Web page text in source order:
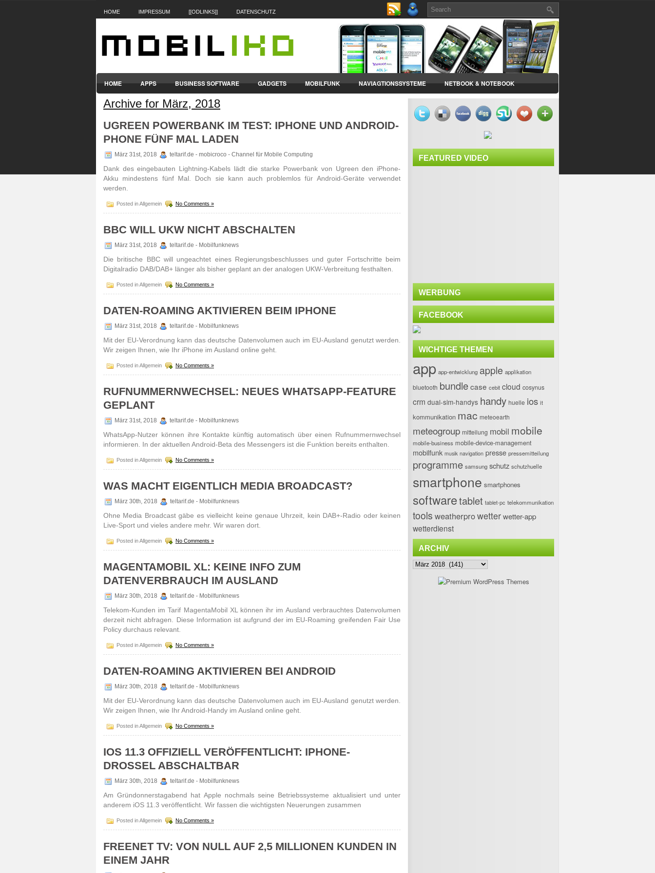
HOME IMPRESSUM [[ODLINKS]] DATENSCHUTZ
HOME APPS BUSINESS SOFTWARE GADGETS MOBILFUNK NAVIAGTIONSSYSTEME NETBOOK & NOTEBOOK
SMARTPHONES & HANDYS TABLET-PCS
Archive for März, 2018
UGREEN POWERBANK IM TEST: IPHONE UND ANDROID-
PHONE FÜNF MAL LADEN
März 31st, 2018 teltarif.de - mobicroco - Channel für Mobile Computing
Dank des eingebauten Lightning-Kabels lädt die starke Powerbank von Ugreen den iPhone-
Akku mindestens fünf Mal. Doch sie kann auch problemlos für Android-Geräte verwendet
werden.
Posted in Allgemein No Comments »
BBC WILL UKW NICHT ABSCHALTEN
März 31st, 2018 teltarif.de - Mobilfunknews
Die britische BBC will ungeachtet eines Regierungsbeschlusses und guter Fortschritte beim
Digitalradio DAB/DAB+ länger als bisher geplant an der analogen UKW-Verbreitung festhalten.
Posted in Allgemein No Comments »
DATEN-ROAMING AKTIVIEREN BEIM IPHONE
März 31st, 2018 teltarif.de - Mobilfunknews
Mit der EU-Verordnung kann das deutsche Datenvolumen auch im EU-Ausland genutzt werden.
Wir zeigen Ihnen, wie Ihr iPhone im Ausland online geht.
Posted in Allgemein No Comments »
RUFNUMMERNWECHSEL: NEUES WHATSAPP-FEATURE
GEPLANT
März 31st, 2018 teltarif.de - Mobilfunknews
WhatsApp-Nutzer können ihre Kontakte künftig automatisch über einen Rufnummernwechsel
informieren. In der aktuellen Android-Beta des Messengers ist die Funktion bereits enthalten.
Posted in Allgemein No Comments »
WAS MACHT EIGENTLICH MEDIA BROADCAST?
März 30th, 2018 teltarif.de - Mobilfunknews
Ohne Media Broadcast gäbe es vielleicht keine genaue Uhrzeit, kein DAB+-Radio oder keinen
Live-Sport und vieles andere mehr. Wir waren dort.
Posted in Allgemein No Comments »
MAGENTAMOBIL XL: KEINE INFO ZUM
DATENVERBRAUCH IM AUSLAND
März 30th, 2018 teltarif.de - Mobilfunknews
Telekom-Kunden im Tarif MagentaMobil XL können ihr im Ausland verbrauchtes Datenvolumen
derzeit nicht abfragen. Diese Information ist aufgrund der im EU-Roaming greifenden Fair Use
Policy durchaus relevant.
Posted in Allgemein No Comments »
DATEN-ROAMING AKTIVIEREN BEI ANDROID
März 30th, 2018 teltarif.de - Mobilfunknews
Mit der EU-Verordnung kann das deutsche Datenvolumen auch im EU-Ausland genutzt werden.
Wir zeigen Ihnen, wie Ihr Android-Handy im Ausland online geht.
Posted in Allgemein No Comments »
IOS 11.3 OFFIZIELL VERÖFFENTLICHT: IPHONE-
DROSSEL ABSCHALTBAR
März 30th, 2018 teltarif.de - Mobilfunknews
Am Gründonnerstagabend hat Apple nochmals seine Betriebssysteme aktualisiert und unter
anderem iOS 11.3 veröffentlicht. Wir fassen die wichtigsten Neuerungen zusammen
Posted in Allgemein No Comments »
FREENET TV: VON NULL AUF 2,5 MILLIONEN KUNDEN IN
EINEM JAHR
FEATURED VIDEO
WERBUNG
FACEBOOK
WICHTIGE THEMEN
app app-entwicklung apple applikation
bluetooth bundlecase cebit cloud cosynus
crm dual-sim-handys handy huelle ios it
kommunikation mac meteoearth
meteogroup mitteilung mobil mobile
mobile-business mobile-device-management
mobilfunk musik navigation presse pressemitteilung
programme samsung schutz schutzhuelle
smartphone smartphones
softwaretablet tablet-pc telekommunikation
tools weatherprowetterwetter-app
wetterdienst
ARCHIV
Archiv